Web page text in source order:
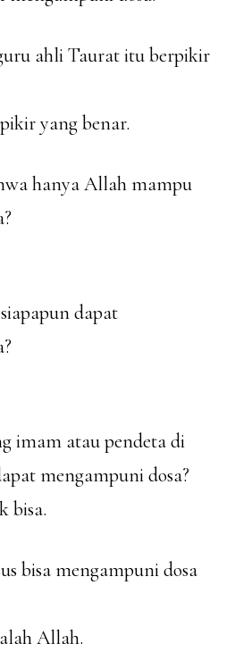
ahli Taurat itu berpikir
yang benar.
hanya Allah mampu
dapat
imam atau pendeta di
mengampuni dosa?
bisa.
bisa mengampuni dosa
Allah.